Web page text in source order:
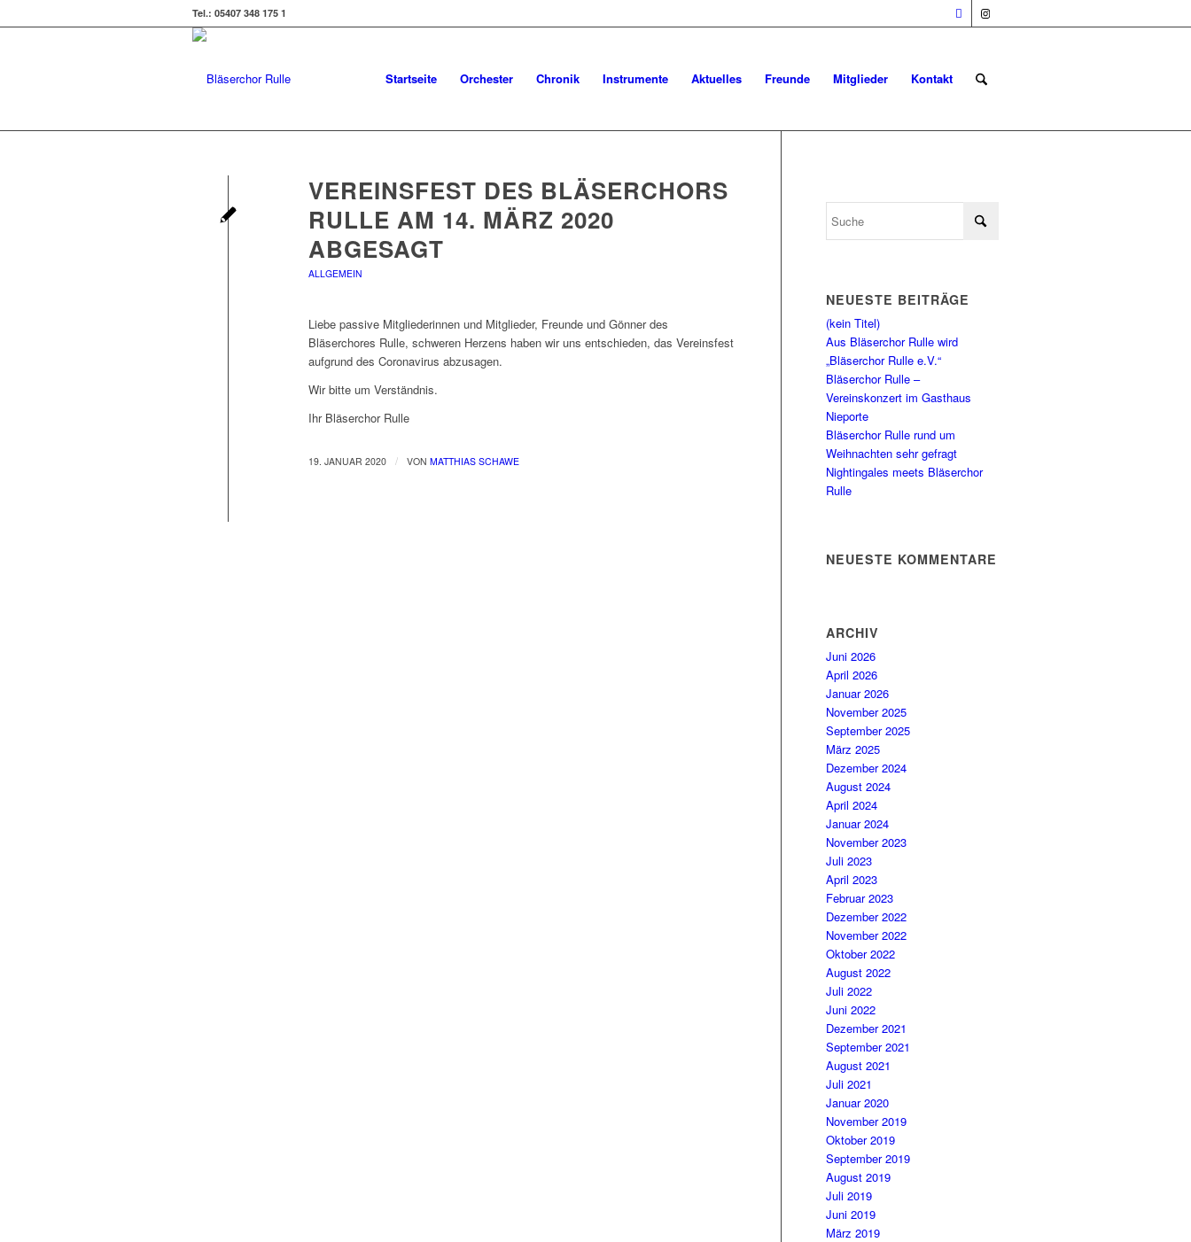
Tel.: 05407 348 175 1
Startseite Orchester Chronik Instrumente Aktuelles Freunde Mitglieder Kontakt
VEREINSFEST DES BLÄSERCHORS
RULLE AM 14. MÄRZ 2020
ABGESAGT
ALLGEMEIN
Liebe passive Mitgliederinnen und Mitglieder, Freunde und Gönner des
Bläserchores Rulle, schweren Herzens haben wir uns entschieden, das Vereinsfest
aufgrund des Coronavirus abzusagen.
Wir bitte um Verständnis.
Ihr Bläserchor Rulle
19. JANUAR 2020 / VON MATTHIAS SCHAWE
NEUESTE BEITRÄGE
(kein Titel)
Aus Bläserchor Rulle wird
„Bläserchor Rulle e.V.“
Bläserchor Rulle –
Vereinskonzert im Gasthaus
Nieporte
Bläserchor Rulle rund um
Weihnachten sehr gefragt
Nightingales meets Bläserchor
Rulle
NEUESTE KOMMENTARE
ARCHIV
Juni 2026
April 2026
Januar 2026
November 2025
September 2025
März 2025
Dezember 2024
August 2024
April 2024
Januar 2024
November 2023
Juli 2023
April 2023
Februar 2023
Dezember 2022
November 2022
Oktober 2022
August 2022
Juli 2022
Juni 2022
Dezember 2021
September 2021
August 2021
Juli 2021
Januar 2020
November 2019
Oktober 2019
September 2019
August 2019
Juli 2019
Juni 2019
März 2019